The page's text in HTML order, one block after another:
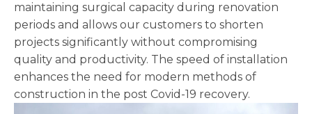
maintaining surgical capacity during renovation
periods and allows our customers to shorten
projects significantly without compromising
quality and productivity. The speed of installation
enhances the need for modern methods of
construction in the post Covid-19 recovery.